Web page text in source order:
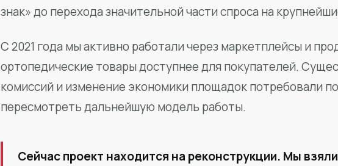
знак» до перехода значительной части спроса на
С 2021 года мы активно работали через маркетплейсы и
ортопедические товары доступнее для покупателей.
комиссий и изменение экономики площадок потребовали
пересмотреть дальнейшую модель работы.
Сейчас проект находится на реконструкции. Мы